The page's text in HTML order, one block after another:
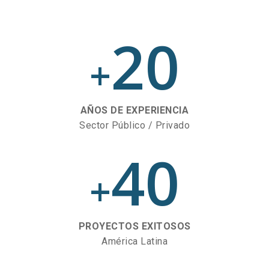
+20
AÑOS DE EXPERIENCIA
Sector Público / Privado
+40
PROYECTOS EXITOSOS
América Latina